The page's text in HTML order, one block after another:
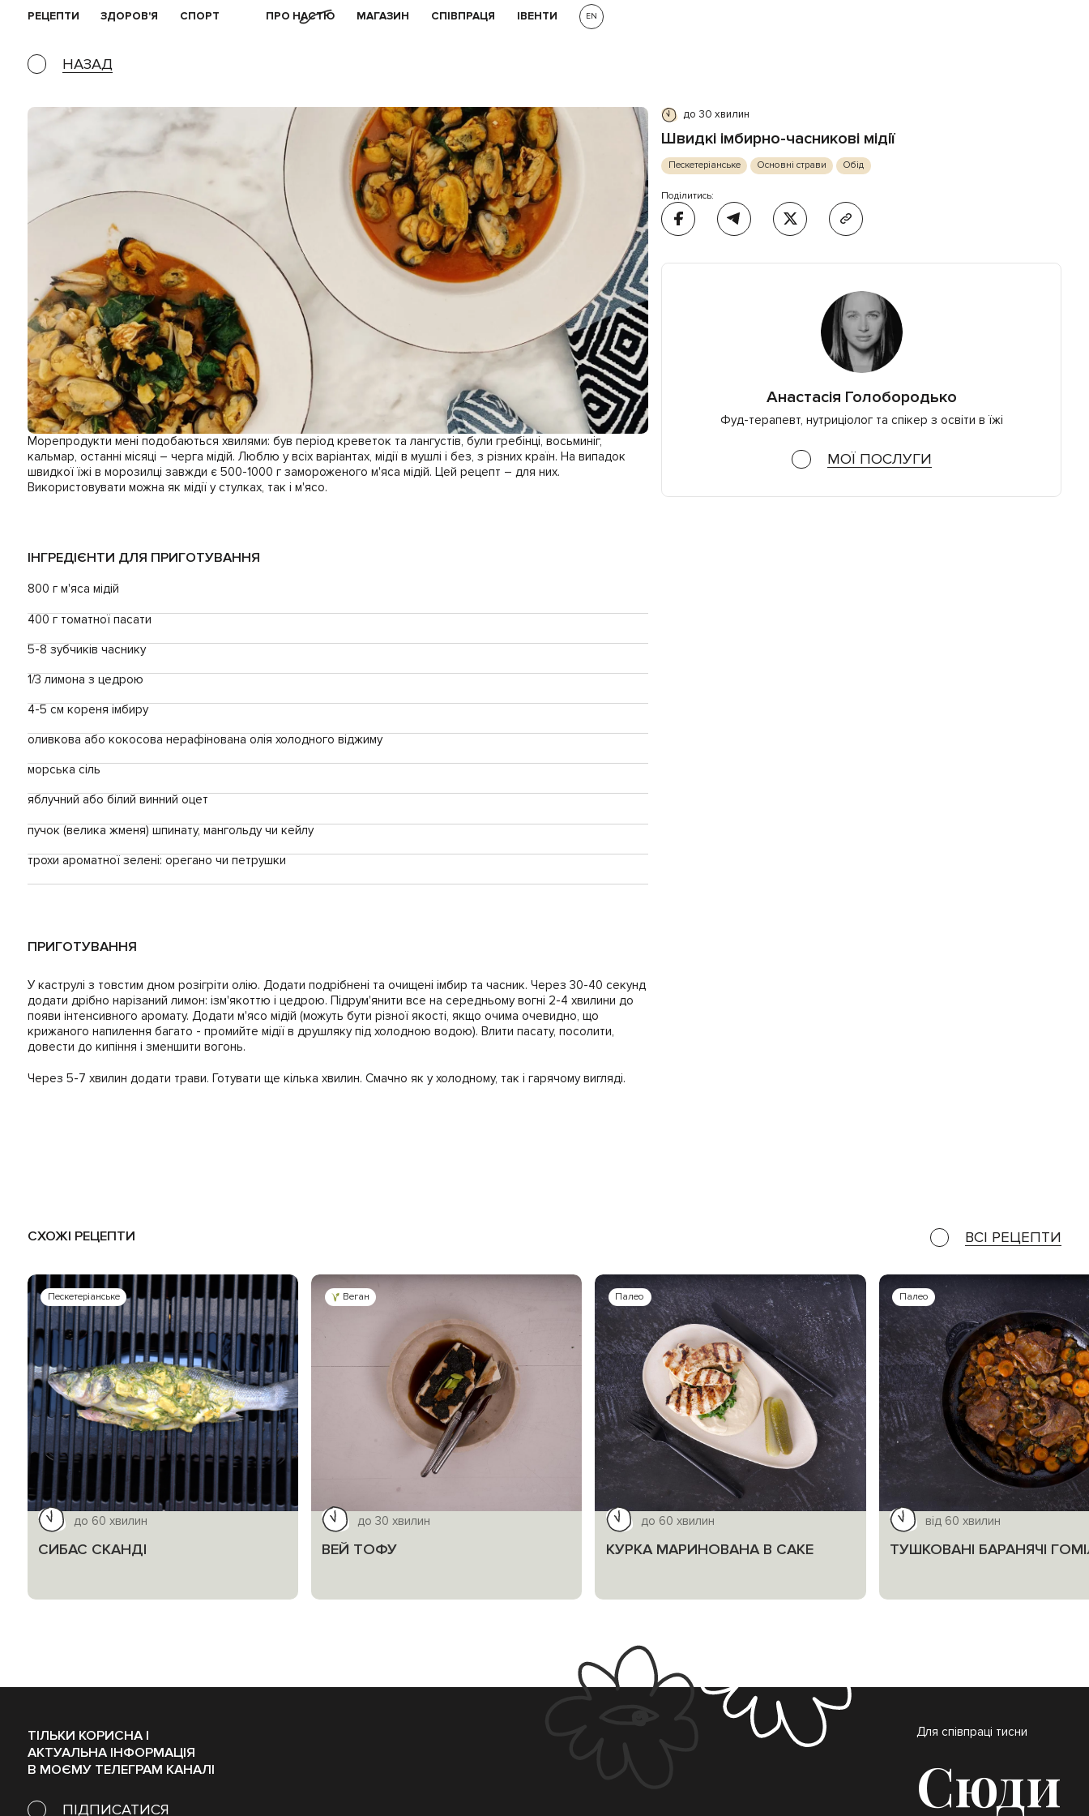
EN
РЕЦЕПТИ ЗДОРОВ'Я СПОРТ ПРО НАСТЮ МАГАЗИН СПІВПРАЦЯ ІВЕНТИ
НАЗАД
Морепродукти мені подобаються хвилями: був період креветок та лангустів, були гребінці, восьминіг,
кальмар, останні місяці – черга мідій. Люблю у всіх варіантах, мідії в мушлі і без, з різних країн. На випадок
швидкої їжі в морозилці завжди є 500-1000 г замороженого м'яса мідій. Цей рецепт – для них.
Використовувати можна як мідії у стулках, так і м'ясо.
ІНГРЕДІЄНТИ ДЛЯ ПРИГОТУВАННЯ
800 г м'яса мідій
400 г томатної пасати
5-8 зубчиків часнику
1/3 лимона з цедрою
4-5 см кореня імбиру
оливкова або кокосова нерафінована олія холодного віджиму
морська сіль
яблучний або білий винний оцет
пучок (велика жменя) шпинату, мангольду чи кейлу
трохи ароматної зелені: орегано чи петрушки
ПРИГОТУВАННЯ
У каструлі з товстим дном розігріти олію. Додати подрібнені та очищені імбир та часник. Через 30-40 секунд
додати дрібно нарізаний лимон: ізм'якоттю і цедрою. Підрум'янити все на середньому вогні 2-4 хвилини до
появи інтенсивного аромату. Додати м'ясо мідій (можуть бути різної якості, якщо очима очевидно, що
крижаного напилення багато - промийте мідії в друшляку під холодною водою). Влити пасату, посолити,
довести до кипіння і зменшити вогонь.
Через 5-7 хвилин додати трави. Готувати ще кілька хвилин. Смачно як у холодному, так і гарячому вигляді.
до 30 хвилин
Швидкі імбирно-часникові мідії
Пескетеріанське Основні страви Обід
Поділитись:
Анастасія Голобородько
Фуд-терапевт, нутриціолог та спікер з освіти в їжі
МОЇ ПОСЛУГИ
СХОЖІ РЕЦЕПТИ ВСІ РЕЦЕПТИ
Пескетеріанське
до 60 хвилин
СИБАС СКАНДІ
Веган
до 30 хвилин
ВЕЙ ТОФУ
Палео
до 60 хвилин
КУРКА МАРИНОВАНА В САКЕ
Палео
від 60 хвилин
ТУШКОВАНІ БАРАНЯЧІ
ТІЛЬКИ КОРИСНА І
АКТУАЛЬНА ІНФОРМАЦІЯ
В МОЄМУ ТЕЛЕГРАМ КАНАЛІ
ПІДПИСАТИСЯ
Для співпраці тисни
Сюди